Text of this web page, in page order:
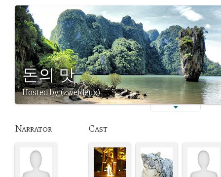
돈의 맛
Hosted by (zweideux)
Narrator Cast